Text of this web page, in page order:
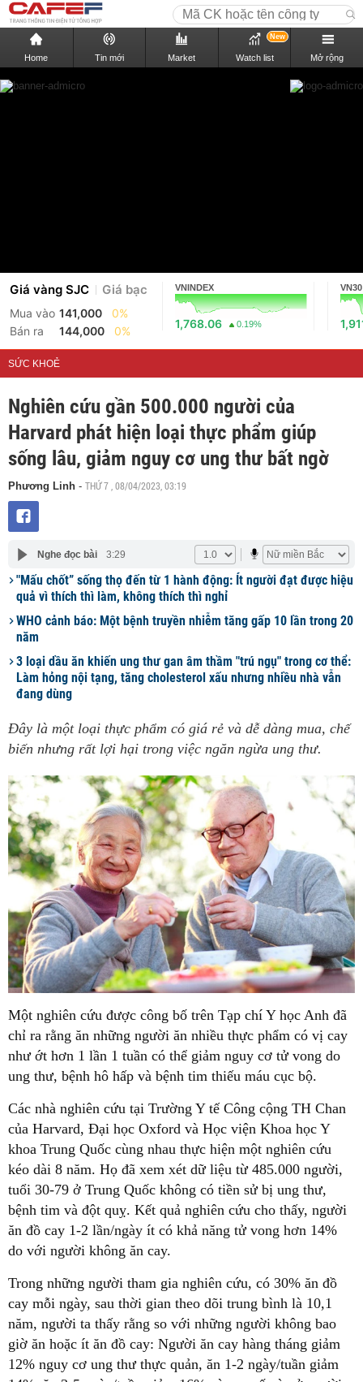
Home Tin mới Market Watch list
New
Mở rộng
Giá vàng SJC Giá bạc
Mua vào 141,000
0%
Bán ra
144,000 0%
VNINDEX
1,768.06 0.19%
VN30
SỨC KHOẺ
Nghiên cứu gần 500.000 người của
Harvard phát hiện loại thực phẩm giúp
sống lâu, giảm nguy cơ ung thư bất ngờ
Phương Linh - THỨ 7 , 08/04/2023, 03:19
Nghe đọc bài 3:29
"Mấu chốt” sống thọ đến từ 1 hành động: Ít người đạt được hiệu
quả vì thích thì làm, không thích thì nghỉ
WHO cảnh báo: Một bệnh truyền nhiễm tăng gấp 10 lần trong 20
năm
3 loại dầu ăn khiến ung thư gan âm thầm "trú ngụ" trong cơ thể:
Làm hỏng nội tạng, tăng cholesterol xấu nhưng nhiều nhà vẫn
đang dùng
Đây là một loại thực phẩm có giá rẻ và dễ dàng mua, chế
biến nhưng rất lợi hại trong việc ngăn ngừa ung thư.
Một nghiên cứu được công bố trên Tạp chí Y học Anh đã
chỉ ra rằng ăn những người ăn nhiều thực phẩm có vị cay
như ớt hơn 1 lần 1 tuần có thể giảm nguy cơ tử vong do
ung thư, bệnh hô hấp và bệnh tim thiếu máu cục bộ.
Các nhà nghiên cứu tại Trường Y tế Công cộng TH Chan
của Harvard, Đại học Oxford và Học viện Khoa học Y
khoa Trung Quốc cùng nhau thực hiện một nghiên cứu
kéo dài 8 năm. Họ đã xem xét dữ liệu từ 485.000 người,
tuổi 30-79 ở Trung Quốc không có tiền sử bị ung thư,
bệnh tim và đột quỵ. Kết quả nghiên cứu cho thấy, người
ăn đồ cay 1-2 lần/ngày ít có khả năng tử vong hơn 14%
do với người không ăn cay.
Trong những người tham gia nghiên cứu, có 30% ăn đồ
cay mỗi ngày, sau thời gian theo dõi trung bình là 10,1
năm, người ta thấy rằng so với những người không bao
giờ ăn hoặc ít ăn đồ cay: Người ăn cay hàng tháng giảm
12% nguy cơ ung thư thực quản, ăn 1-2 ngày/tuần giảm